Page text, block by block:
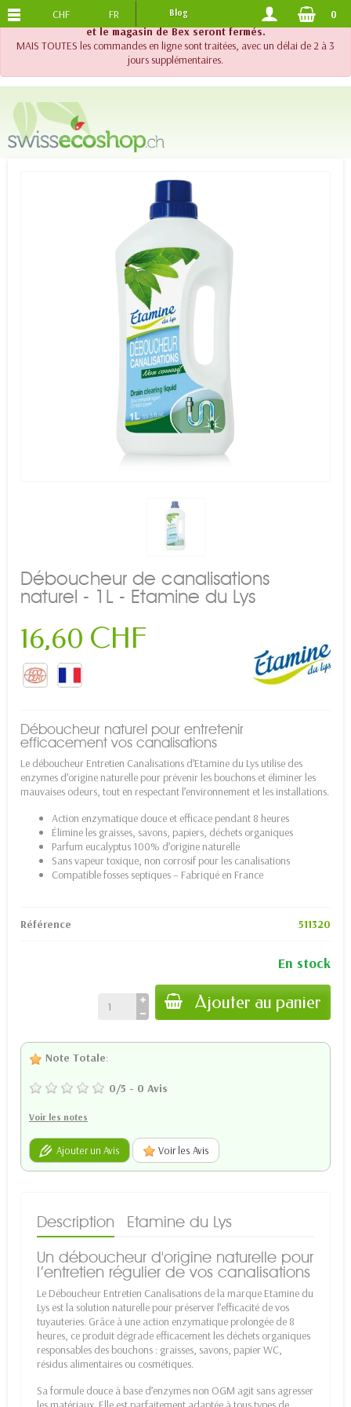
!! Important !! Jusqu'au 20 août 2026, le support téléphonique
et le magasin de Bex seront fermés.
MAIS TOUTES les commandes en ligne sont traitées, avec un délai de 2 à 3
jours supplémentaires.
PORTS OFFERTS DES 120.-
CHF FR Blog 0
Déboucheur de canalisations
naturel - 1L - Etamine du Lys
16,60 CHF
Déboucheur naturel pour entretenir
efficacement vos canalisations
Le déboucheur Entretien Canalisations d’Etamine du Lys utilise des
enzymes d’origine naturelle pour prévenir les bouchons et éliminer les
mauvaises odeurs, tout en respectant l’environnement et les installations.
Action enzymatique douce et efficace pendant 8 heures
Élimine les graisses, savons, papiers, déchets organiques
Parfum eucalyptus 100% d’origine naturelle
Sans vapeur toxique, non corrosif pour les canalisations
Compatible fosses septiques – Fabriqué en France
Référence 511320
En stock
Ajouter au panier
Note Totale:
0/5 - 0 Avis
Voir les notes
Ajouter un Avis Voir les Avis
Description
Etamine du Lys
Un déboucheur d'origine naturelle pour
l’entretien régulier de vos canalisations
Le Déboucheur Entretien Canalisations de la marque Etamine du
Lys est la solution naturelle pour préserver l’efficacité de vos
tuyauteries. Grâce à une action enzymatique prolongée de 8
heures, ce produit dégrade efficacement les déchets organiques
responsables des bouchons : graisses, savons, papier WC,
résidus alimentaires ou cosmétiques.
Sa formule douce à base d’enzymes non OGM agit sans agresser